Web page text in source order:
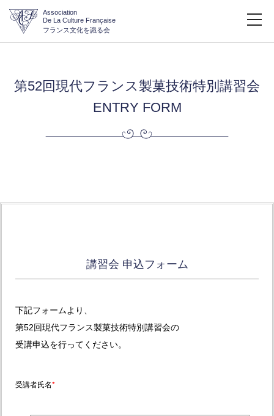
Association
De La Culture Française
フランス文化を識る会
第52回現代フランス製菓技術特別講習会
ENTRY FORM
講習会 申込フォーム
下記フォームより、
第52回現代フランス製菓技術特別講習会の
受講申込を行ってください。
受講者氏名*